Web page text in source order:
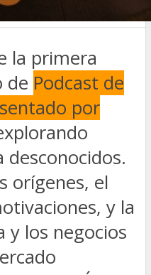
la primera
de Podcast de
por
desconocidos.
orígenes, el
y la
y los negocios